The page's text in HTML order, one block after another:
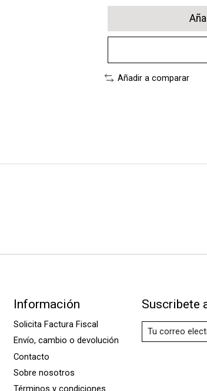
Añadir a comparar
Información
Solicita Factura Fiscal
Envío, cambio o devolución
Contacto
Sobre nosotros
Términos y condiciones
Suscribete